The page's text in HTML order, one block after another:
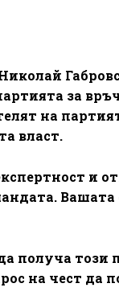
за
на
власт.
и
Вашата
получа този
на чест да